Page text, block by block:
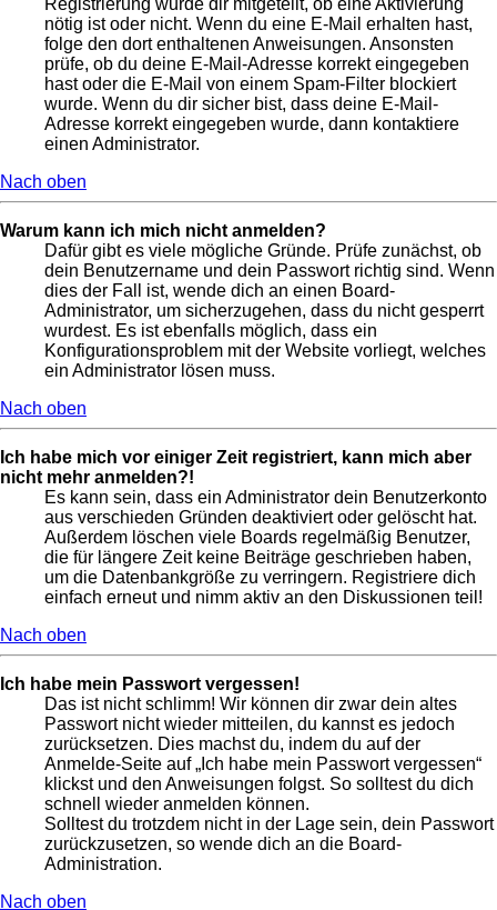
Registrierung wurde dir mitgeteilt, ob eine Aktivierung
nötig ist oder nicht. Wenn du eine E-Mail erhalten hast,
folge den dort enthaltenen Anweisungen. Ansonsten
prüfe, ob du deine E-Mail-Adresse korrekt eingegeben
hast oder die E-Mail von einem Spam-Filter blockiert
wurde. Wenn du dir sicher bist, dass deine E-Mail-
Adresse korrekt eingegeben wurde, dann kontaktiere
einen Administrator.
Nach oben
Warum kann ich mich nicht anmelden?
Dafür gibt es viele mögliche Gründe. Prüfe zunächst, ob
dein Benutzername und dein Passwort richtig sind. Wenn
dies der Fall ist, wende dich an einen Board-
Administrator, um sicherzugehen, dass du nicht gesperrt
wurdest. Es ist ebenfalls möglich, dass ein
Konfigurationsproblem mit der Website vorliegt, welches
ein Administrator lösen muss.
Nach oben
Ich habe mich vor einiger Zeit registriert, kann mich aber
nicht mehr anmelden?!
Es kann sein, dass ein Administrator dein Benutzerkonto
aus verschieden Gründen deaktiviert oder gelöscht hat.
Außerdem löschen viele Boards regelmäßig Benutzer,
die für längere Zeit keine Beiträge geschrieben haben,
um die Datenbankgröße zu verringern. Registriere dich
einfach erneut und nimm aktiv an den Diskussionen teil!
Nach oben
Ich habe mein Passwort vergessen!
Das ist nicht schlimm! Wir können dir zwar dein altes
Passwort nicht wieder mitteilen, du kannst es jedoch
zurücksetzen. Dies machst du, indem du auf der
Anmelde-Seite auf „Ich habe mein Passwort vergessen“
klickst und den Anweisungen folgst. So solltest du dich
schnell wieder anmelden können.
Solltest du trotzdem nicht in der Lage sein, dein Passwort
zurückzusetzen, so wende dich an die Board-
Administration.
Nach oben